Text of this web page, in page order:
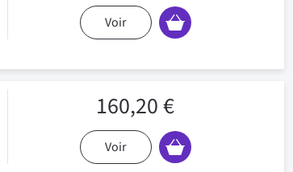
Voir
160,20 €
Voir